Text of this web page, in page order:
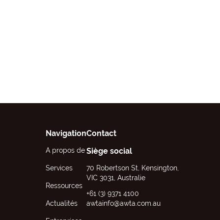
Navigation
A propos de
Services
Ressources
Actualités
Contact
Siège social
70 Robertson St, Kensington,
VIC 3031, Australie
+61 (3) 9371 4100
awtainfo@awta.com.au